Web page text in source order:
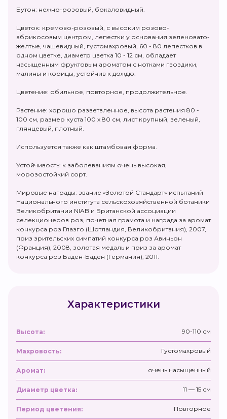
Бутон: нежно-розовый, бокаловидный.
Цветок: кремово-розовый, с высоким розово-
абрикосовым центром, лепестки у основания зеленовато-
желтые, чашевидный, густомахровый, 60 - 80 лепестков в
одном цветке, диаметр цветка 10 - 12 см, обладает
насыщенным фруктовым ароматом с нотками гвоздики,
малины и корицы, устойчив к дождю.
Цветение: обильное, повторное, продолжительное.
Растение: хорошо разветвленное, высота растения 80 -
100 см, размер куста 100 х 80 см, лист крупный, зеленый,
глянцевый, плотный.
Используется также как штамбовая форма.
Устойчивость: к заболеваниям очень высокая,
морозостойкий сорт.
Мировые награды: звание «Золотой Стандарт» испытаний
Национального института сельскохозяйственной ботаники
Великобритании NIAB и Британской ассоциации
селекционеров роз, почетная грамота и награда за аромат
конкурса роз Глазго (Шотландия, Великобритания), 2007,
приз зрительских симпатий конкурса роз Авиньон
(Франция), 2008, золотая медаль и приз за аромат
конкурса роз Баден-Баден (Германия), 2011.
Характеристики
Высота: 90-110 см
Махровость: Густомахровый
Аромат: очень насыщенный
Диаметр цветка: 11 — 15 см
Период цветения: Повторное